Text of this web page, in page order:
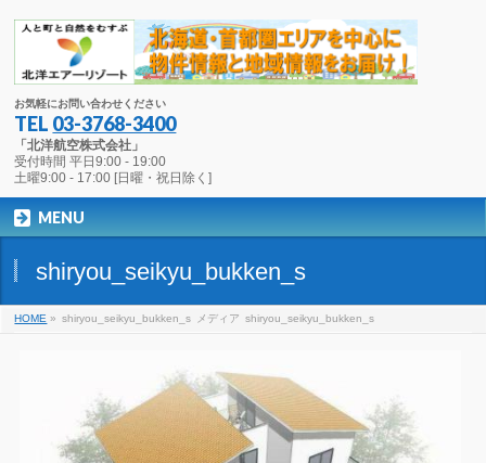
お気軽にお問い合わせください
TEL 03-3768-3400
「北洋航空株式会社」
受付時間 平日9:00 - 19:00
土曜9:00 - 17:00 [日曜・祝日除く]
MENU
shiryou_seikyu_bukken_s
HOME » shiryou_seikyu_bukken_s メディア shiryou_seikyu_bukken_s